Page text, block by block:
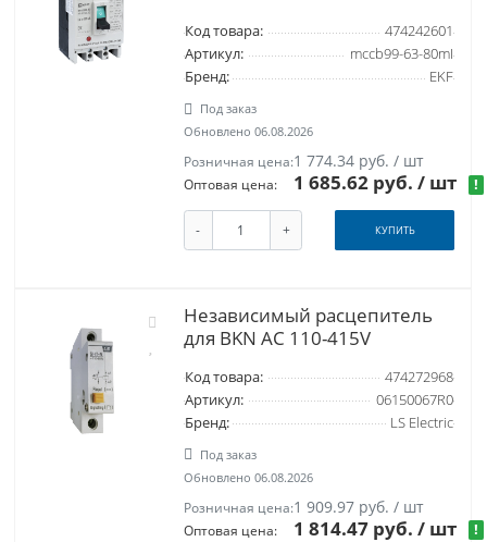
Код товара:
474242601
Артикул:
mccb99-63-80mI
Бренд:
EKF
Под заказ
Обновлено 06.08.2026
Розничная цена:1 774.34 руб. / шт
Оптовая цена: 1 685.62 руб./ шт !
- + КУПИТЬ
Независимый расцепитель
для BKN AC 110-415V
Код товара:
474272968
Артикул:
06150067R0
Бренд:
LS Electric
Под заказ
Обновлено 06.08.2026
Розничная цена:1 909.97 руб. / шт
Оптовая цена: 1 814.47 руб./ шт !